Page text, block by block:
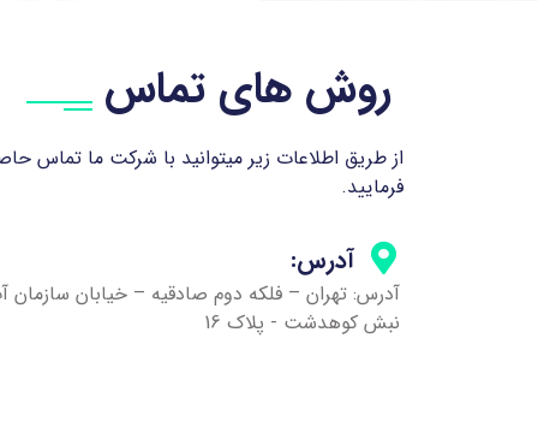
روش های تماس
از طریق اطلاعات زیر میتوانید با شرکت ما تماس
فرمایید.
آدرس:
آدرس: تهران – فلکه دوم صادقیه – خیابان سازمان
نبش کوهدشت - پلاک 16